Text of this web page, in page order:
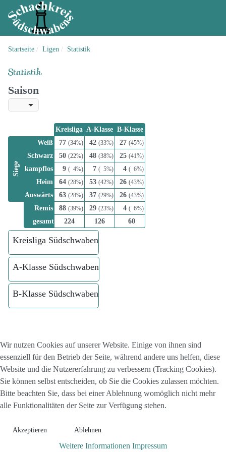
Startseite Ligen Statistik
Statistik
Saison
Kreisliga A-Klasse B-Klasse
Siege
Weiß 77 (34%) 42 (33%) 27 (45%)
Schwarz 50 (22%) 48 (38%) 25 (41%)
kampflos 9 ( 4%) 7 ( 5%) 4 ( 6%)
Heim 64 (28%) 53 (42%) 26 (43%)
Auswärts 63 (28%) 37 (29%) 26 (43%)
Remis 88 (39%) 29 (23%) 4 ( 6%)
gesamt 224 126 60
Kreisliga Südschwaben
A-Klasse Südschwaben
B-Klasse Südschwaben
Wir nutzen Cookies auf unserer Website. Einige von ihnen sind
essenziell für den Betrieb der Seite, während andere uns helfen, diese
Website und die Nutzererfahrung zu verbessern (Tracking Cookies).
Sie können selbst entscheiden, ob Sie die Cookies zulassen möchten.
Bitte beachten Sie, dass bei einer Ablehnung womöglich nicht mehr
alle Funktionalitäten der Seite zur Verfügung stehen.
Akzeptieren Ablehnen
Weitere Informationen Impressum